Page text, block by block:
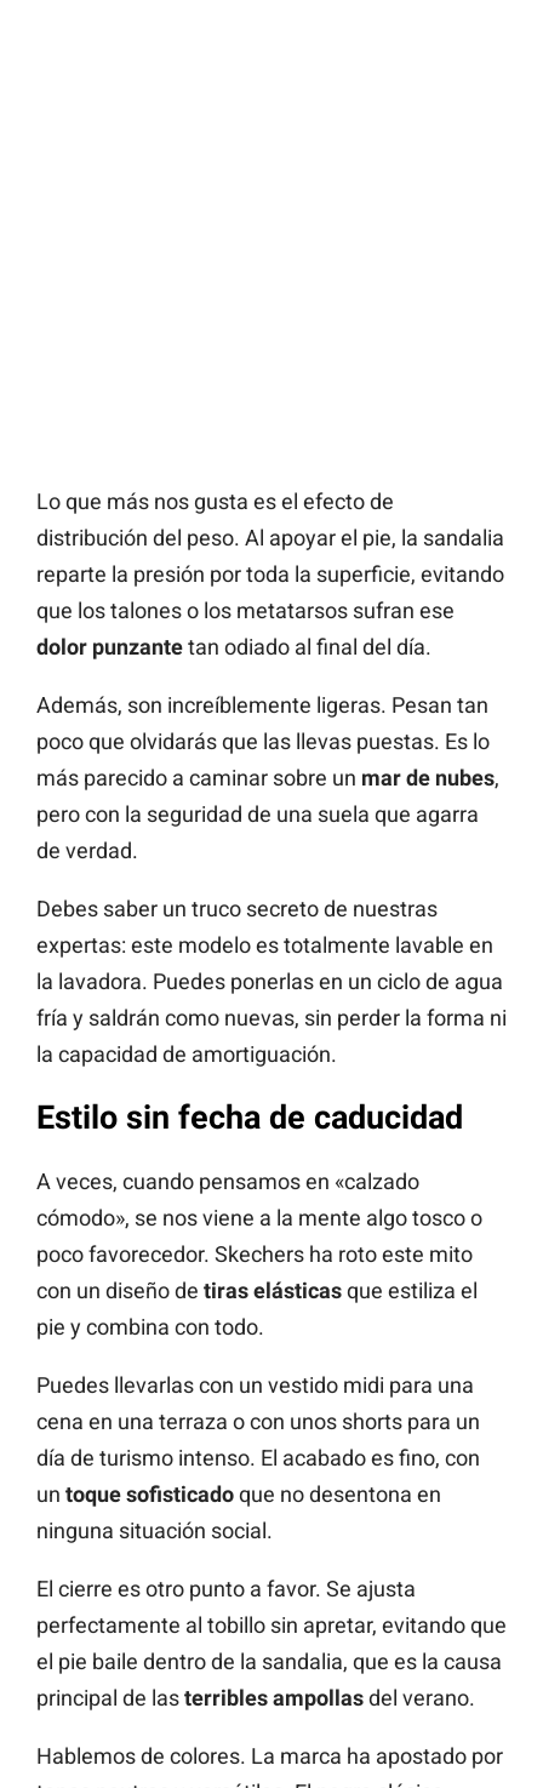
Lo que más nos gusta es el efecto de
distribución del peso. Al apoyar el pie, la sandalia
reparte la presión por toda la superficie, evitando
que los talones o los metatarsos sufran ese
dolor punzantetan odiado al final del día.
Además, son increíblemente ligeras. Pesan tan
poco que olvidarás que las llevas puestas. Es lo
más parecido a caminar sobre un mar de nubes,
pero con la seguridad de una suela que agarra
de verdad.
Debes saber un truco secreto de nuestras
expertas: este modelo es totalmente lavable en
la lavadora. Puedes ponerlas en un ciclo de agua
fría y saldrán como nuevas, sin perder la forma ni
la capacidad de amortiguación.
Estilo sin fecha de caducidad
A veces, cuando pensamos en «calzado
cómodo», se nos viene a la mente algo tosco o
poco favorecedor. Skechers ha roto este mito
con un diseño de tiras elásticasque estiliza el
pie y combina con todo.
Puedes llevarlas con un vestido midi para una
cena en una terraza o con unos shorts para un
día de turismo intenso. El acabado es fino, con
un toque sofisticadoque no desentona en
ninguna situación social.
El cierre es otro punto a favor. Se ajusta
perfectamente al tobillo sin apretar, evitando que
el pie baile dentro de la sandalia, que es la causa
principal de lasterribles ampollasdel verano.
Hablemos de colores. La marca ha apostado por